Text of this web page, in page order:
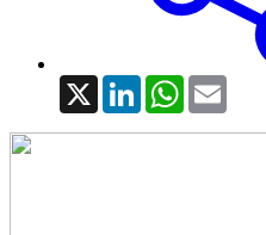
X LinkedInWhatsApp